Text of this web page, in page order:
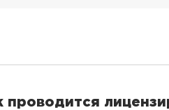
проводится